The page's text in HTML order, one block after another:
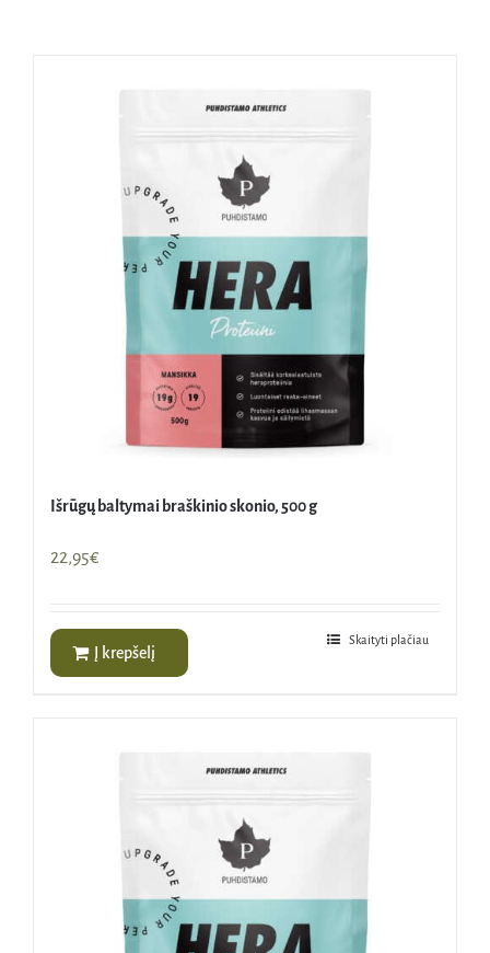
Išrūgų baltymai braškinio skonio, 500 g
22,95€
Į krepšelį
Skaityti plačiau